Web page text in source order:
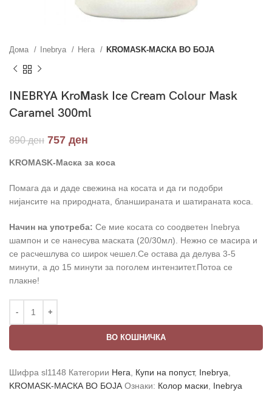
Дома Inebrya Нега KROMASK-МАСКА ВО БОЈА
INEBRYA KroМask Ice Cream Colour Mask
Caramel 300ml
890ден 757 ден
KROMASK-Маска за коса
Помага да и даде свежина на косата и да ги подобри
нијансите на природната, бланшираната и шатираната коса.
Начин на употреба: Се мие косата со соодветен Inebrya
шампон и се нанесува маската (20/30мл). Нежно се масира и
се расчешлува со широк чешел.Се остава да делува 3-5
минути, а до 15 минути за поголем интензитет.Потоа се
плакне!
ВО КОШНИЧКА
Шифра sl1148 Категории Нега Купи на попуст, Inebrya
KROMASK-МАСКА ВО БОЈА Ознаки: Колор маски Inebrya